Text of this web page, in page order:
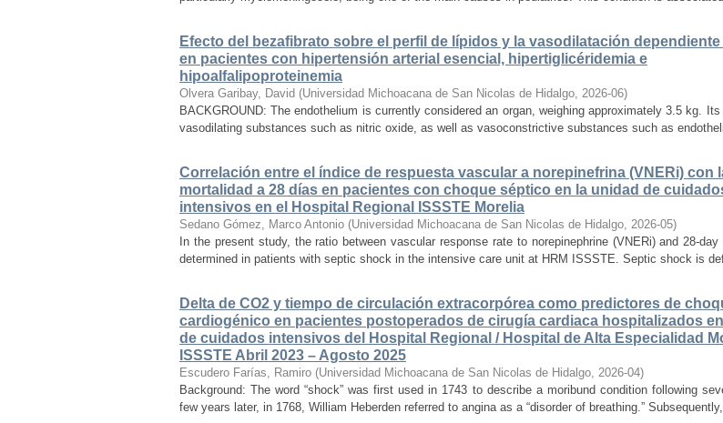
Efecto del bezafibrato sobre el perfil de lípidos y la vasodilatación
en pacientes con hipertensión arterial esencial, hipertiglicéridemia e
hipoalfalipoproteinemia
Olvera Garibay, David (Universidad Michoacana de San Nicolas de Hidalgo, 2026-06)
BACKGROUND: The endothelium is currently considered an organ, weighing approximately 3.5 kg.
vasodilating substances such as nitric oxide, as well as vasoconstrictive substances such as
Correlación entre el índice de respuesta vascular a norepinefrina (VNERi) con
mortalidad a 28 días en pacientes con choque séptico en la unidad de
intensivos en el Hospital Regional ISSSTE Morelia
Sedano Gómez, Marco Antonio (Universidad Michoacana de San Nicolas de Hidalgo, 2026-05)
In the present study, the ratio between vascular response rate to norepinephrine (VNERi) and 28-
determined in patients with septic shock in the intensive care unit at HRM ISSSTE. Septic shock is
Delta de CO2 y tiempo de circulación extracorpórea como predictores de
cardiogénico en pacientes postoperados de cirugía cardiaca hospitalizados
de cuidados intensivos del Hospital Regional / Hospital de Alta Especialidad
ISSSTE Abril 2023 – Agosto 2025
Escudero Farías, Ramiro (Universidad Michoacana de San Nicolas de Hidalgo, 2026-04)
Background: The word “shock” was first used in 1743 to describe a moribund condition following
few years later, in 1768, William Heberden referred to angina as a “disorder of breathing.”